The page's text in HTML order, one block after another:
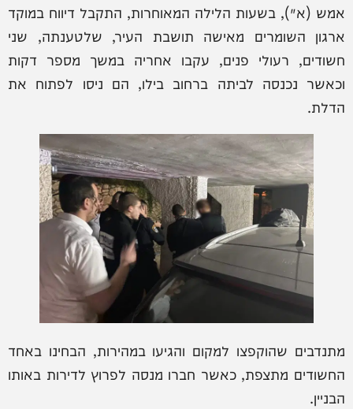
אמש (א׳), בשעות הלילה המאוחרות, התקבל דיווח במוקד
ארגון השומרים מאישה תושבת העיר, שלטענתה, שני
חשודים, רעולי פנים, עקבו אחריה במשך מספר דקות
וכאשר נכנסה לביתה ברחוב בילו, הם ניסו לפתוח את
הדלת.
מתנדבים שהוקפצו למקום והגיעו במהירות, הבחינו באחד
החשודים מתצפת, כאשר חברו מנסה לפרוץ לדירות באותו
הבניין.